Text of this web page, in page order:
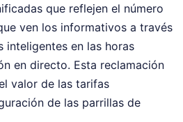
que reflejen el número
ven los informativos a través
en las horas
en directo. Esta reclamación
valor de las tarifas
de las parrillas de